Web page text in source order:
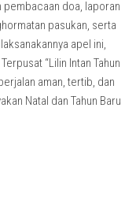
pembacaan doa, laporan
pasukan, serta
apel ini,
“Lilin Intan Tahun
aman, tertib, dan
Natal dan Tahun Baru